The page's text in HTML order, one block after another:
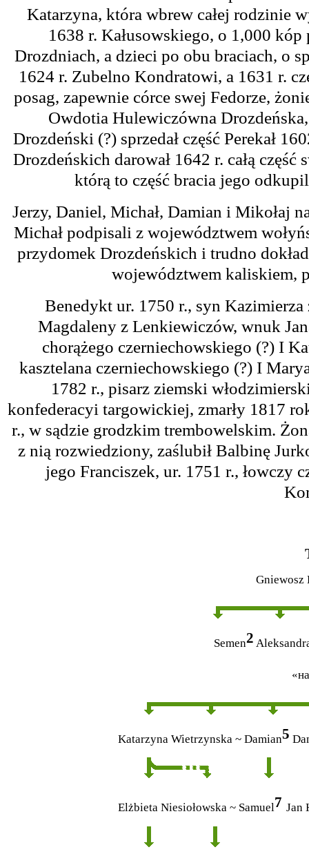
Katarzyna, która wbrew całej rodzinie
1638 r. Kałusowskiego, o 1,000
Drozdniach, a dzieci po obu braciach, o
1624 r. Zubelno Kondratowi, a 1631 r.
posag, zapewnie córce swej Fedorze,
Owdotia Hulewiczówna
Drozdeński (?) sprzedał część Perekał
Drozdeńskich darował 1642 r. całą
którą to część bracia jego
Jerzy, Daniel, Michał, Damian i Mikołaj
Michał podpisali z województwem
przydomek Drozdeńskich i trudno
województwem kaliskiem,
Benedykt ur. 1750 r., syn
Magdaleny z Lenkiewiczów, wnuk
chorążego czerniechowskiego (?) I
kasztelana czerniechowskiego (?) I
1782 r., pisarz ziemski
konfederacyi targowickiej, zmarły 1817
r., w sądzie grodzkim trembowelskim.
z nią rozwiedziony, zaślubił Balbinę
jego Franciszek, ur. 1751 r., łowczy
Gniewosz
Semen2
«на
Katarzyna Wietrzynska ~ Damian5
Elżbieta Niesiołowska ~ Samuel7 Jan